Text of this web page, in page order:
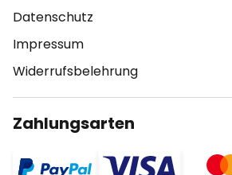
Datenschutz
Impressum
Widerrufsbelehrung
Zahlungsarten